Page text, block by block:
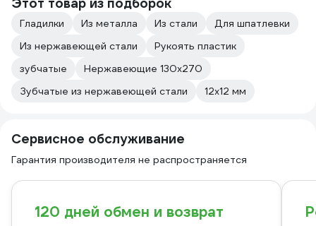
Гладилки Из металла Из стали
Для шпатлевки
Из нержавеющей стали
Рукоять пластик
зубчатые
Нержавеющие 130х270
Зубчатые из нержавеющей стали
12х12 мм
Сервисное обслуживание
Гарантия производителя не распространяется
120 дней обмен и возврат